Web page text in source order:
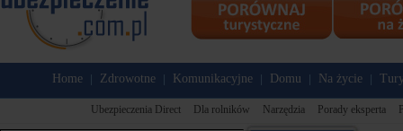
Home Zdrowotne Komunikacyjne Domu Na życie
Ubezpieczenia Direct Dla rolników Narzędzia Porady eksperta